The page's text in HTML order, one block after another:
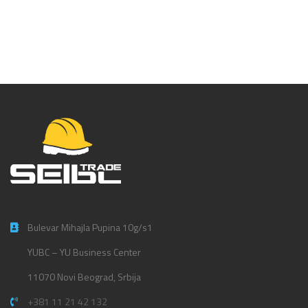
Bulevar Mihajla Pupina 10g/s1
YUBC – YU Business Center
11070 Novi Beograd, Srbija
+381 11 21 42 132